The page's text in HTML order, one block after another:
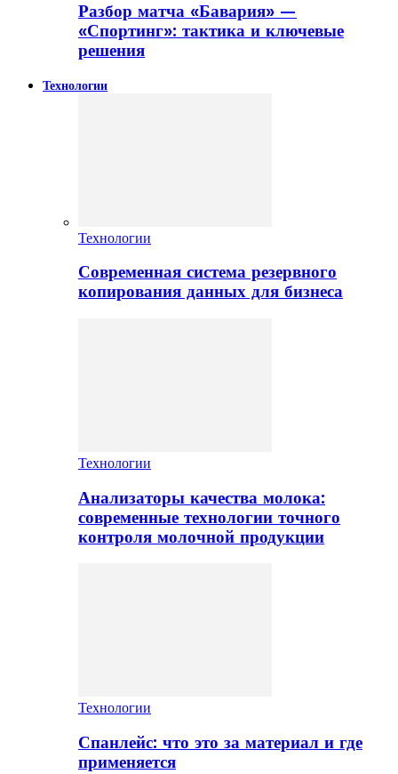
Разбор матча «Бавария» —
«Спортинг»: тактика и ключевые
решения
Технологии
Технологии
Современная система резервного
копирования данных для бизнеса
Технологии
Анализаторы качества молока:
современные технологии точного
контроля молочной продукции
Технологии
Спанлейс: что это за материал и где
применяется